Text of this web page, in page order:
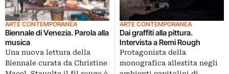
ARTE CONTEMPORANEA
Biennale di Venezia. Parola alla
musica
Una nuova lettura della
Biennale curata da Christine
ARTE CONTEMPORANEA
Dai graffiti alla pittura.
Intervista a Remi Rough
Protagonista della
monografica allestita negli